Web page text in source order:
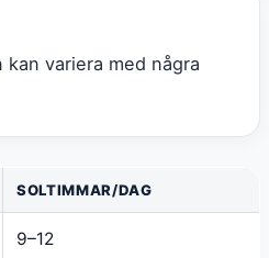
variera med några
SOLTIMMAR/DAG
9–12